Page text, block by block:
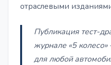
отраслевыми
Публикация тест-
журнале «5
для любой